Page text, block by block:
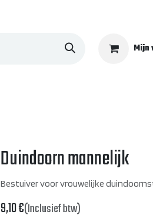
Mijn
Duindoorn mannelijk
Bestuiver voor vrouwelijke
9,10€(Inclusief btw)